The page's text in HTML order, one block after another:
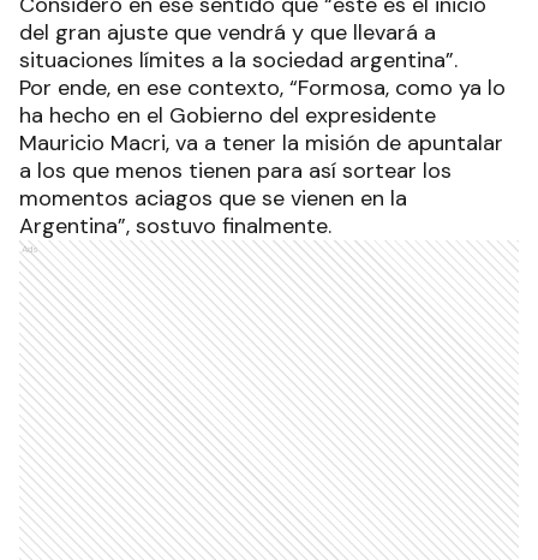
del gran ajuste que vendrá y que llevará a
situaciones límites a la sociedad argentina”.
Por ende, en ese contexto, “Formosa, como ya lo
ha hecho en el Gobierno del expresidente
Mauricio Macri, va a tener la misión de apuntalar
a los que menos tienen para así sortear los
momentos aciagos que se vienen en la
Argentina”, sostuvo finalmente.
Ads